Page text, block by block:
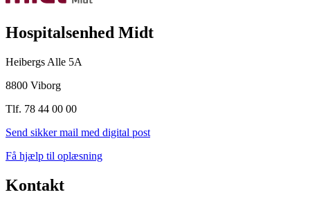
Hospitalsenhed Midt
Heibergs Alle 5A
8800 Viborg
Tlf. 78 44 00 00
Send sikker mail med digital post
Få hjælp til oplæsning
Kontakt